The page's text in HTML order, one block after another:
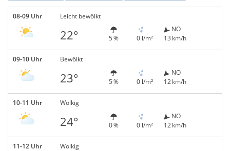
08-09 Uhr Leicht bewölkt
22° 5 % 0 l/m²
NO
13 km/h
09-10 Uhr Bewölkt
23° 5 % 0 l/m²
NO
12 km/h
10-11 Uhr Wolkig
24° 0 % 0 l/m²
NO
12 km/h
11-12 Uhr Wolkig